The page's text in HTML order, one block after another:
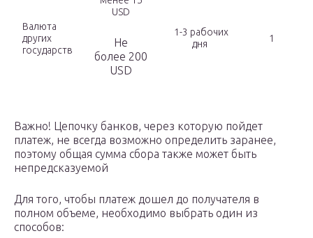
Валюта
других
государств
USD
Не
более 200
USD
1-3 рабочих
дня
1
Важно! Цепочку банков, через которую пойдет
платеж, не всегда возможно определить заранее,
поэтому общая сумма сбора также может быть
непредсказуемой
Для того, чтобы платеж дошел до получателя в
полном объеме, необходимо выбрать один из
способов: